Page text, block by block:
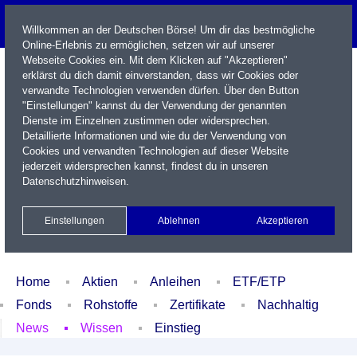
Name / WKN / ISIN / Kürzel
Xetra Realtime
Watchlist Portfolio Login
Home Aktien Anleihen
ETF/ETP
Fonds
Rohstoffe Zertifikate
Nachhaltig
News
Wissen Einstieg
Willkommen an der Deutschen Börse! Um dir das bestmögliche
Online-Erlebnis zu ermöglichen, setzen wir auf unserer
Webseite Cookies ein. Mit dem Klicken auf "Akzeptieren"
erklärst du dich damit einverstanden, dass wir Cookies oder
verwandte Technologien verwenden dürfen. Über den Button
"Einstellungen" kannst du der Verwendung der genannten
Dienste im Einzelnen zustimmen oder widersprechen.
Detaillierte Informationen und wie du der Verwendung von
Cookies und verwandten Technologien auf dieser Website
jederzeit widersprechen kannst, findest du in unseren
Datenschutzhinweisen.
Einstellungen Ablehnen Akzeptieren